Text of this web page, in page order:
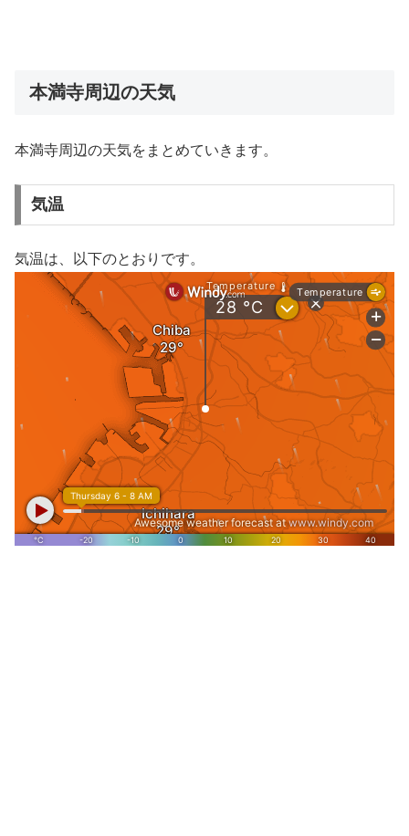
本満寺周辺の天気
本満寺周辺の天気をまとめていきます。
気温
気温は、以下のとおりです。